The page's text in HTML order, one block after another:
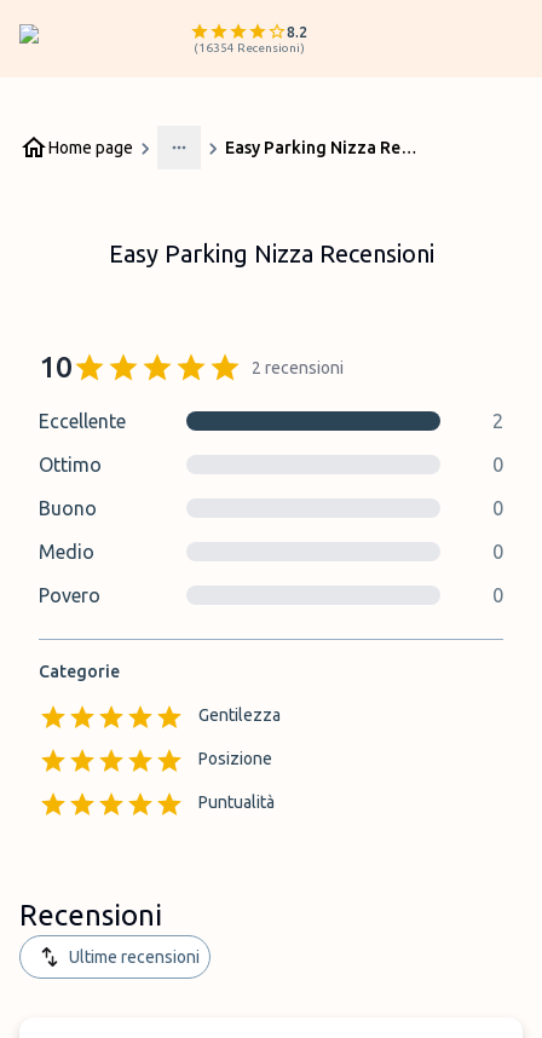
8.2
(16354 Recensioni)
Home page
More
Easy Parking Nizza Recensioni
Easy Parking Nizza Recensioni
10 2 recensioni
Eccellente
2
Ottimo
0
Buono
0
Medio
0
Povero
0
Categorie
Gentilezza
Posizione
Puntualità
Recensioni
Ultime recensioni